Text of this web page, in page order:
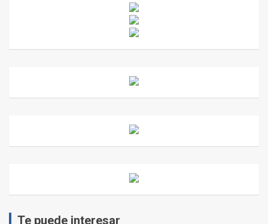
Te puede interesar